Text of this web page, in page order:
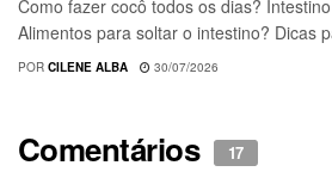
Como fazer cocô todos os dias?
Alimentos para soltar o intestino? Dicas
POR CILENE ALBA 30/07/2026
Comentários 17